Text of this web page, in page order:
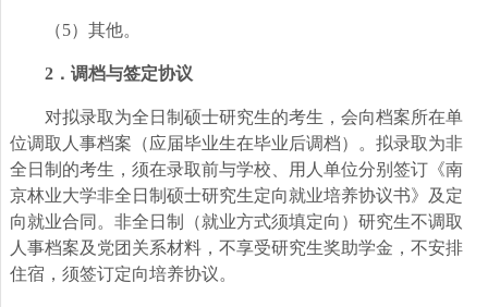
（5）其他。
2 ．调档与签定协议
对拟录取为全日制硕士研究生的考生，会向档案所在单
位调取人事档案（应届毕业生在毕业后调档）。拟录取为非
全日制的考生，须在录取前与学校、用人单位分别签订《南
京林业大学非全日制硕士研究生定向就业培养协议书》及定
向就业合同。 非全日制（就业方式须填定向）研究生不调取
人事档案及党团关系材料，不享受研究生奖助学金，不安排
住宿，须签订定向培养协议。